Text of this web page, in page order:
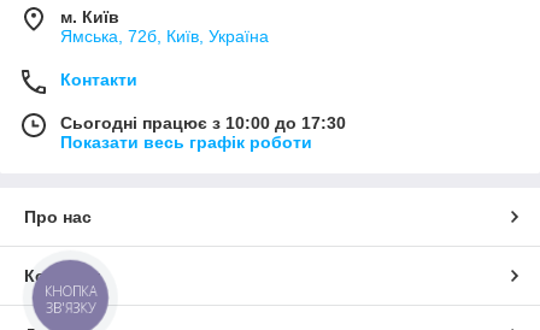
м. Київ
Ямська, 72б, Київ, Україна
Контакти
Сьогодні працює з 10:00 до 17:30
Показати весь графік роботи
Про нас
Контакти
КНОПКА
ЗВ'ЯЗКУ